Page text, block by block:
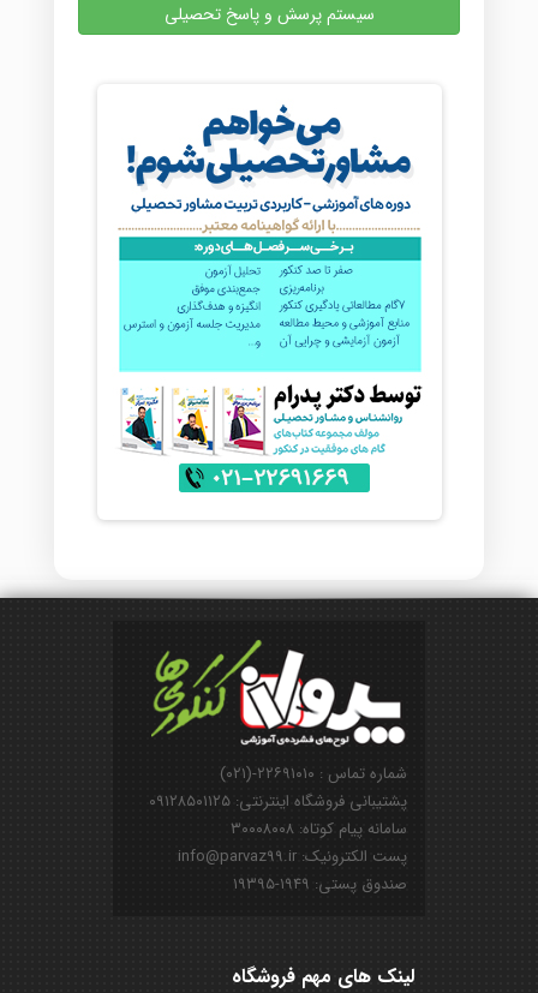
سیستم پرسش و پاسخ تحصیلی
شماره تماس : ۲۲۶۹۱۰۱۰-(۰۲۱)
پشتیبانی فروشگاه اینترنتی: ۰۹۱۲۸۵۰۱۱۲۵
سامانه پیام کوتاه: ۳۰۰۰۸۰۰۸
پست الکترونیک: info@parvaz99.ir
صندوق پستی: ۱۹۴۹-۱۹۳۹۵
لینک های مهم فروشگاه